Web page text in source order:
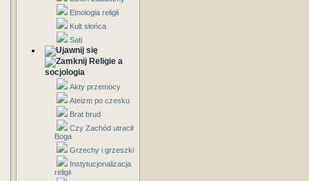
Etnologia religii
Kult słońca
Sati
Religie a
socjologia
Akty przemocy
Ateizm po czesku
Brat brud
Czy Zachód utracił
Boga
Grzechy i grzeszki
Instytucjonalizacja
religii